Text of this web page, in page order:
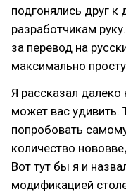
подгонялись друг к
разработчикам
за перевод на
максимально
Я рассказал далеко
может вас удивить.
попробовать
количество
Вот тут бы я и
модификацией